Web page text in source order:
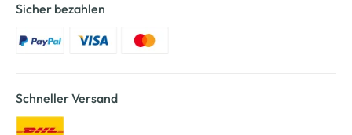
Sicher bezahlen
Schneller Versand